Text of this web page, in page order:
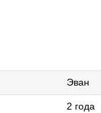
Эван
2 года